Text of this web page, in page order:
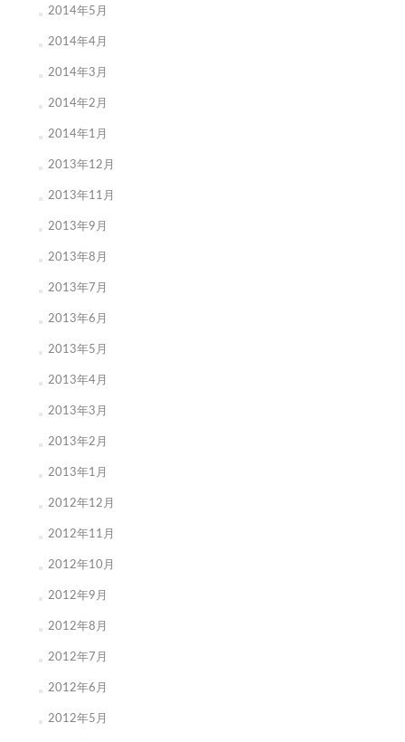
2014年5月
2014年4月
2014年3月
2014年2月
2014年1月
2013年12月
2013年11月
2013年9月
2013年8月
2013年7月
2013年6月
2013年5月
2013年4月
2013年3月
2013年2月
2013年1月
2012年12月
2012年11月
2012年10月
2012年9月
2012年8月
2012年7月
2012年6月
2012年5月